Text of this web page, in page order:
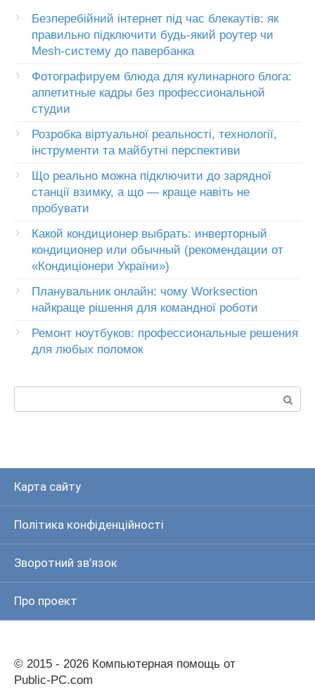
Безперебійний інтернет під час блекаутів: як
правильно підключити будь-який роутер чи
Mesh-систему до павербанка
Фотографируем блюда для кулинарного блога:
аппетитные кадры без профессиональной
студии
Розробка віртуальної реальності, технології,
інструменти та майбутні перспективи
Що реально можна підключити до зарядної
станції взимку, а що — краще навіть не
пробувати
Какой кондиционер выбрать: инверторный
кондиционер или обычный (рекомендации от
«Кондиціонери України»)
Планувальник онлайн: чому Worksection
найкраще рішення для командної роботи
Ремонт ноутбуков: профессиональные решения
для любых поломок
Карта сайту
Політика конфіденційності
Зворотний зв’язок
Про проект
© 2015 - 2026 Компьютерная помощь от
Public-PC.com